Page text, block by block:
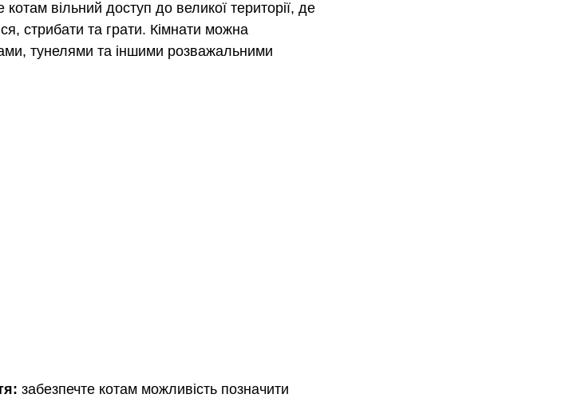
котам вільний доступ до великої території, де
стрибати та грати. Кімнати можна
тунелями та іншими розважальними
забезпечте котам можливість позначити